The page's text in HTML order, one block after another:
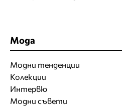
Мода
Модни тенденции
Колекции
Интервю
Модни съвети